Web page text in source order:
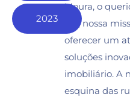
2023
Moura, o
dia, nossa
oferecer um
soluções
imobiliário. A
esquina das